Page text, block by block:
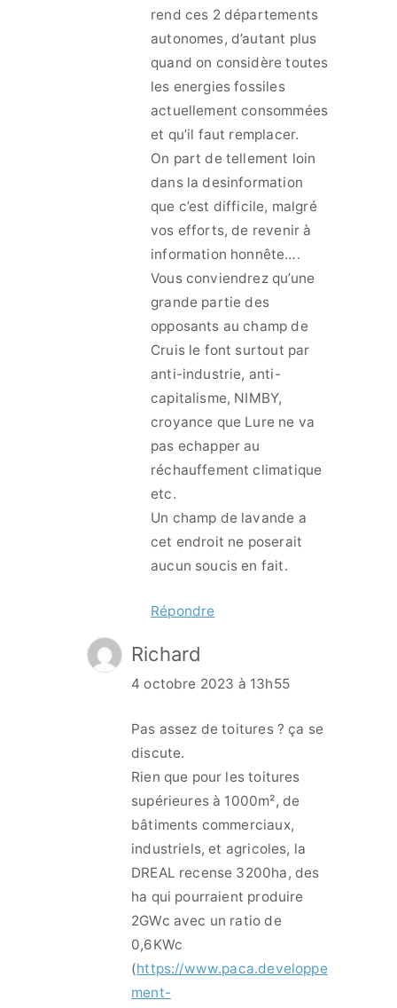
rend ces 2 départements
autonomes, d’autant plus
quand on considère toutes
les energies fossiles
actuellement consommées
et qu’il faut remplacer.
On part de tellement loin
dans la desinformation
que c’est difficile, malgré
vos efforts, de revenir à
information honnête….
Vous conviendrez qu’une
grande partie des
opposants au champ de
Cruis le font surtout par
anti-industrie, anti-
capitalisme, NIMBY,
croyance que Lure ne va
pas echapper au
réchauffement climatique
etc.
Un champ de lavande a
cet endroit ne poserait
aucun soucis en fait.
Répondre
Richard
4 octobre 2023 à 13h55
Pas assez de toitures ? ça se
discute.
Rien que pour les toitures
supérieures à 1000m², de
bâtiments commerciaux,
industriels, et agricoles, la
DREAL recense 3200ha, des
ha qui pourraient produire
2GWc avec un ratio de
0,6KWc
(https://www.paca.developpe
ment-